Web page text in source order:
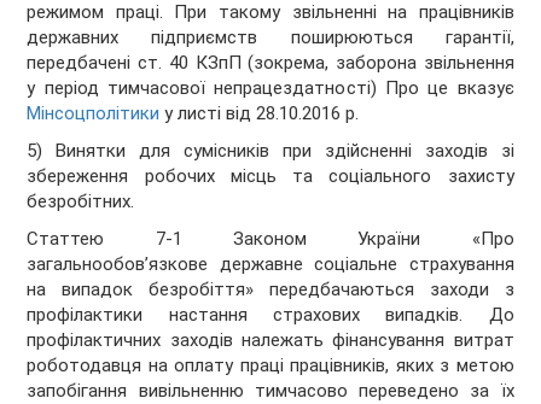
режимом праці. При такому звільненні на працівників
державних підприємств поширюються гарантії,
передбачені ст. 40 КЗпП (зокрема, заборона звільнення
у період тимчасової непрацездатності) Про це вказує
Мінсоцполітики у листі від 28.10.2016 р.
5) Винятки для сумісників при здійсненні заходів зі
збереження робочих місць та соціального захисту
безробітних.
Статтею 7-1 Законом України «Про
загальнообов’язкове державне соціальне страхування
на випадок безробіття» передбачаються заходи з
профілактики настання страхових випадків. До
профілактичних заходів належать фінансування витрат
роботодавця на оплату праці працівників, яких з метою
запобігання вивільненню тимчасово переведено за їх